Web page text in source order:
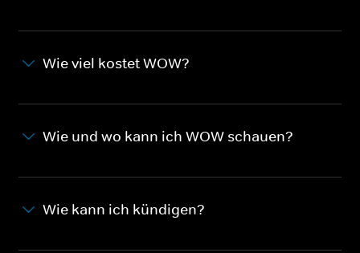
Wie viel kostet WOW?
Wie und wo kann ich WOW schauen?
Wie kann ich kündigen?